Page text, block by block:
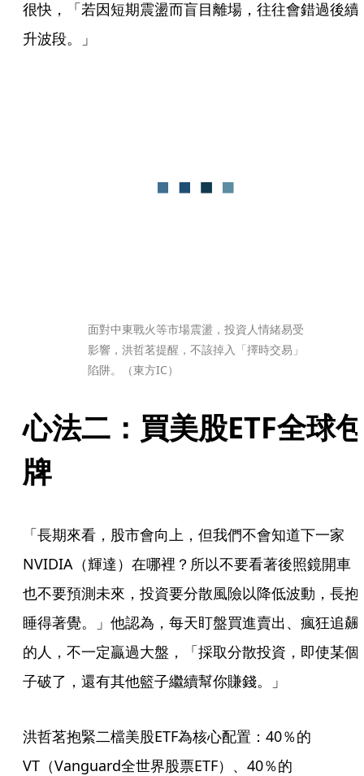
很快，「若因短期震盪而盲目離場，往往會錯過後續
升波段。」
面對中東戰火等市場震盪，投資人情緒易受
影響，洪哲茗提醒，不該掉入「擇時交易」
陷阱。（東方IC）
心法二：買美股ETF全球包
牌
「長期來看，股市會向上，但我們不會知道下一家
NVIDIA（輝達）在哪裡？所以不要看著後照鏡開車
也不要預測未來，投資要分散風險以降低波動，長抱
睡得著覺。」他認為，每天盯盤買進賣出、瘋狂追飆
的人，不一定贏過大盤，「採取分散投資，即使某個
子破了，還有其他籃子繼續幫你賺錢。」
洪哲茗抱緊二檔美股ETF為核心配置：40％的
VT（Vanguard全世界股票ETF）、40％的